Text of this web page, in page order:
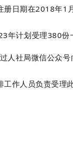
日期在2018年1
年计划受理380
人社局微信公众
作人员负责受理